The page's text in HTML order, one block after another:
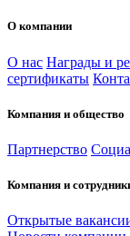
О компании
О нас Награды и
сертификаты
Компания и общество
Партнерство
Компания и
Открытые